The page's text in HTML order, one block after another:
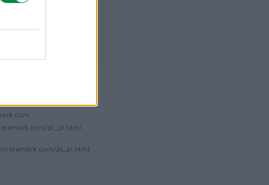
20
Szwajcaria
pl_pl.html
pl_pl.html